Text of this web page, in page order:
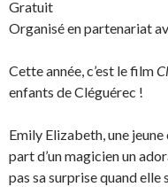
Gratuit
Organisé en partenariat
Cette année, c’est le film
enfants de Cléguérec !
Emily Elizabeth, une
part d’un magicien un
pas sa surprise quand elle